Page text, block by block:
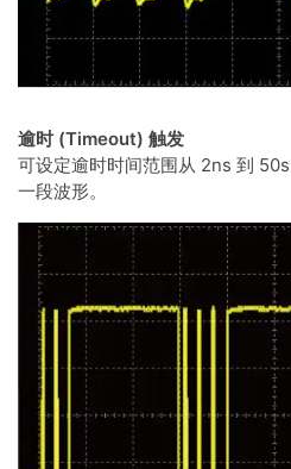
逾时 (Timeout) 触发
可设定逾时时间范围从 2ns 到
一段波形。